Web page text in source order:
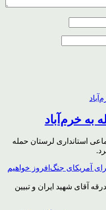
به خرم‌آباد
استانداری لرستان حمله
آقای شهید ایران و تبیین